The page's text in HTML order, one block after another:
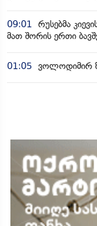
09:01
რუსებმა
მათ შორის ერთი
01:05 ვოლოდიმირ